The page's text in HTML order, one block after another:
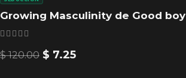
Growing Masculinity de Good boy
$120.00 $ 7.25